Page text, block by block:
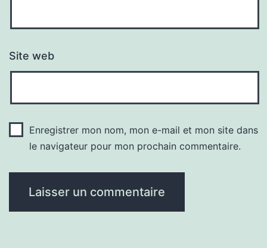
Site web
Enregistrer mon nom, mon e-mail et mon site dans
le navigateur pour mon prochain commentaire.